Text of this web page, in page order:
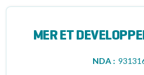
MER ET
NDA :